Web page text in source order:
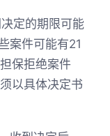
定的期限可能
案件可能有21
保拒绝案件
以具体决定书